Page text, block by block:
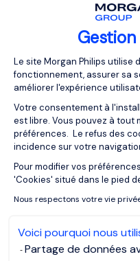
Plateforme de
Le site Morgan Philips utilise
fonctionnement, assurer sa
améliorer l'expérience
Votre consentement à
est libre. Vous pouvez à tout
préférences. Le refus des
incidence sur votre
Pour modifier vos
'Cookies' situé dans le pied
Nous respectons votre vie
Voici pourquoi nous
Partage de données
Accounting & Finance
Engineering & Industry
General Management
Human Resources
Insurance
Legal
Life Sciences
Marketing &
Office Support